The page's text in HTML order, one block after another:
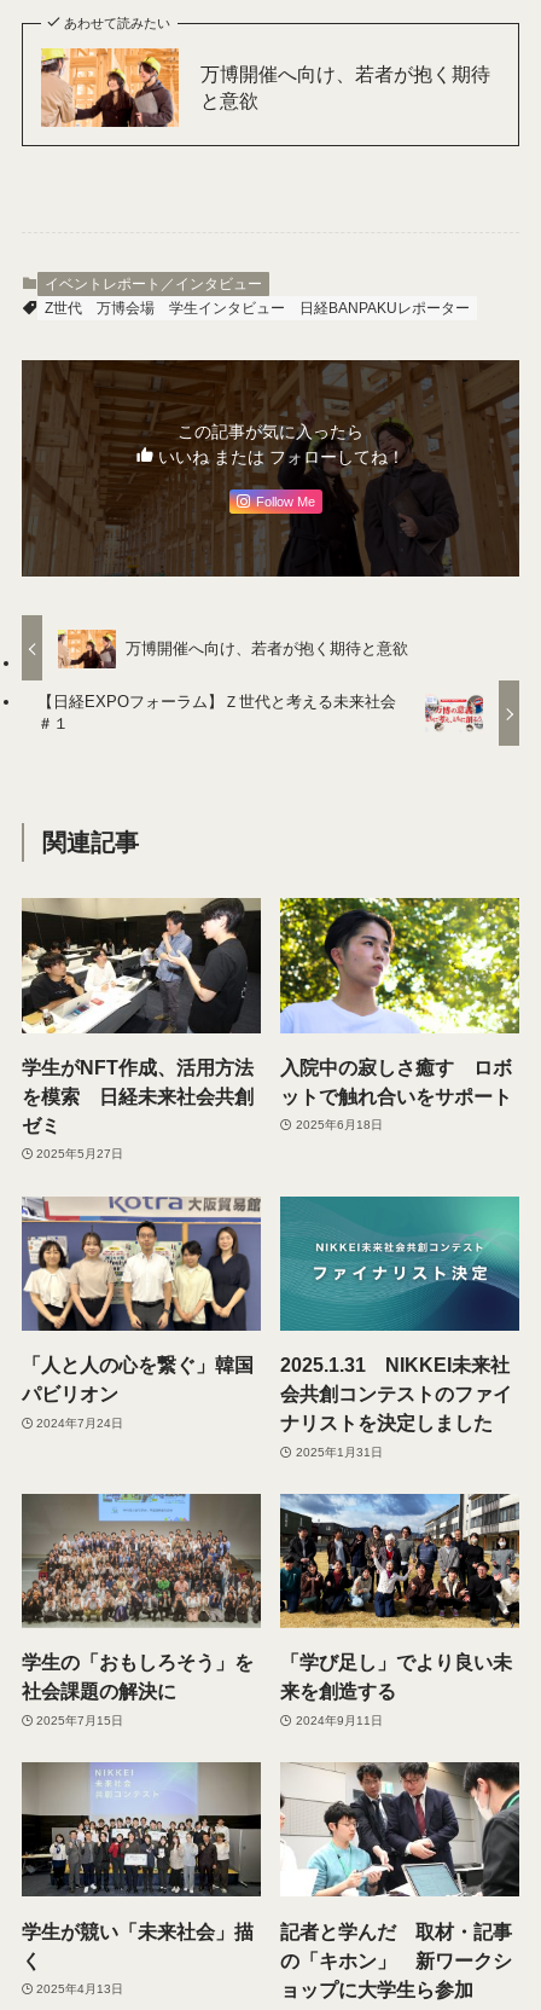
あわせて読みたい
万博開催へ向け、若者が抱く期待
と意欲
イベントレポート／インタビュー
Z世代
万博会場 学生インタビュー 日経BANPAKUレポーター
この記事が気に入ったら
いいね または フォローしてね！
Follow Me
万博開催へ向け、若者が抱く期待と意欲
【日経EXPOフォーラム】Ｚ世代と考える未来社会
＃１
関連記事
学生がNFT作成、活用方法
を模索 日経未来社会共創
ゼミ
2025年5月27日
入院中の寂しさ癒す ロボ
ットで触れ合いをサポート
2025年6月18日
「人と人の心を繋ぐ」韓国
パビリオン
2024年7月24日
2025.1.31 NIKKEI未来社
会共創コンテストのファイ
ナリストを決定しました
2025年1月31日
学生の「おもしろそう」を
社会課題の解決に
2025年7月15日
「学び足し」でより良い未
来を創造する
2024年9月11日
学生が競い「未来社会」描
く
2025年4月13日
記者と学んだ 取材・記事
の「キホン」 新ワークシ
ョップに大学生ら参加